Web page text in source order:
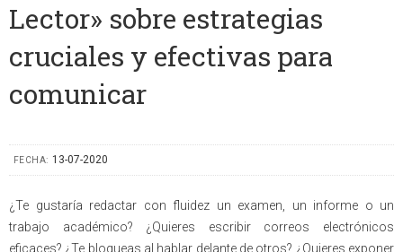
Lector» sobre estrategias
cruciales y efectivas para
comunicar
FECHA: 13-07-2020
¿Te gustaría redactar con fluidez un examen, un informe o un
trabajo académico? ¿Quieres escribir correos electrónicos
eficaces? ¿Te bloqueas al hablar delante de otros? ¿Quieres exponer